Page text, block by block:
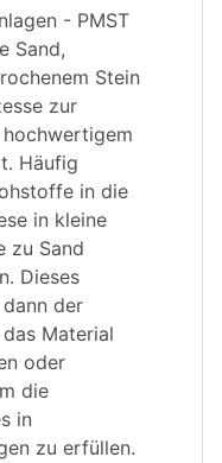
- PMST
Sand,
Stein
zur
Häufig
in die
in kleine
zu Sand
Dieses
der
Material
oder
die
in
zu erfüllen.